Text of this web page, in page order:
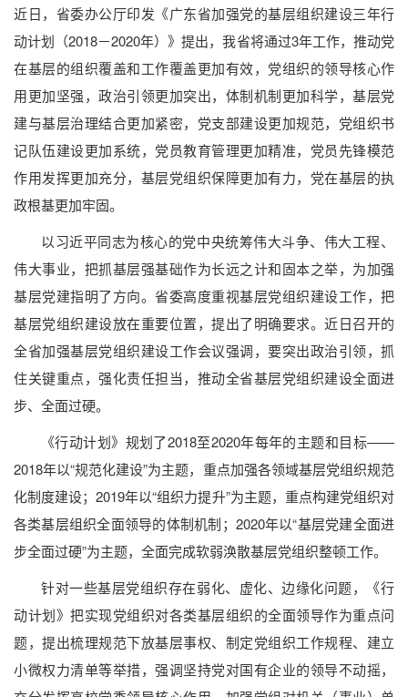
近日，省委办公厅印发《广东省加强党的基层组织建设三年行
动计划（2018－2020年）》提出，我省将通过3年工作，推动党
在基层的组织覆盖和工作覆盖更加有效，党组织的领导核心作
用更加坚强，政治引领更加突出，体制机制更加科学，基层党
建与基层治理结合更加紧密，党支部建设更加规范，党组织书
记队伍建设更加系统，党员教育管理更加精准，党员先锋模范
作用发挥更加充分，基层党组织保障更加有力，党在基层的执
政根基更加牢固。
以习近平同志为核心的党中央统筹伟大斗争、伟大工程、
伟大事业，把抓基层强基础作为长远之计和固本之举，为加强
基层党建指明了方向。省委高度重视基层党组织建设工作，把
基层党组织建设放在重要位置，提出了明确要求。近日召开的
全省加强基层党组织建设工作会议强调，要突出政治引领，抓
住关键重点，强化责任担当，推动全省基层党组织建设全面进
步、全面过硬。
《行动计划》规划了2018至2020年每年的主题和目标——
2018年以“规范化建设”为主题，重点加强各领域基层党组织规范
化制度建设；2019年以“组织力提升”为主题，重点构建党组织对
各类基层组织全面领导的体制机制；2020年以“基层党建全面进
步全面过硬”为主题，全面完成软弱涣散基层党组织整顿工作。
针对一些基层党组织存在弱化、虚化、边缘化问题，《行
动计划》把实现党组织对各类基层组织的全面领导作为重点问
题，提出梳理规范下放基层事权、制定党组织工作规程、建立
小微权力清单等举措，强调坚持党对国有企业的领导不动摇，